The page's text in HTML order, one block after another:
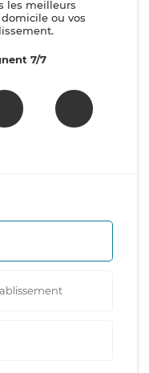
les meilleurs
ou vos
7/7